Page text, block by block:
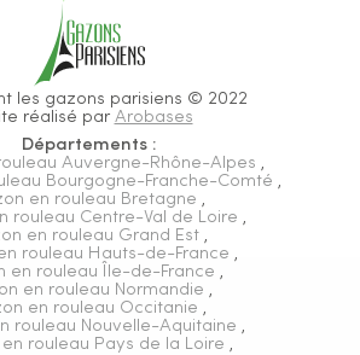
les gazons parisiens © 2022
réalisé par Arobases
Départements :
Auvergne-Rhône-Alpes ,
Bourgogne-Franche-Comté ,
en rouleau Bretagne ,
rouleau Centre-Val de Loire ,
en rouleau Grand Est ,
rouleau Hauts-de-France ,
en rouleau Île-de-France ,
en rouleau Normandie ,
en rouleau Occitanie ,
rouleau Nouvelle-Aquitaine ,
rouleau Pays de la Loire ,